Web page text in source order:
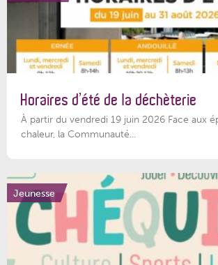
Horaires d’été de la déchèterie
À partir du vendredi 19 juin 2026 Face aux
chaleur, la Communauté...
Jeunesse